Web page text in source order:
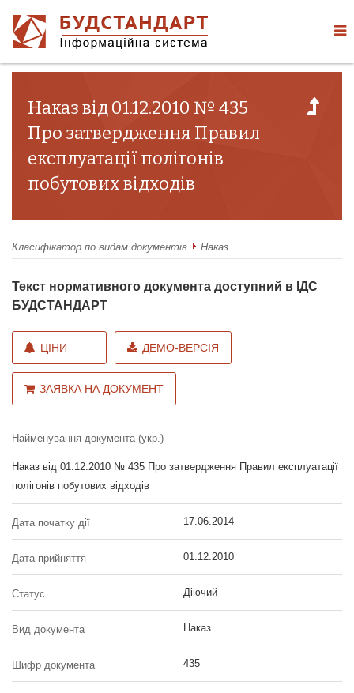
Наказ від 01.12.2010 № 435
Про затвердження Правил
експлуатації полігонів
побутових відходів
Класифікатор по видам документів Наказ
Текст нормативного документа доступний в ІДС
БУДСТАНДАРТ
ЦІНИ ДЕМО-ВЕРСІЯ
ЗАЯВКА НА ДОКУМЕНТ
Найменування документа (укр.)
Наказ від 01.12.2010 № 435 Про затвердження Правил експлуатації
полігонів побутових відходів
Дата початку дії 17.06.2014
Дата прийняття 01.12.2010
Статус Діючий
Вид документа Наказ
Шифр документа 435